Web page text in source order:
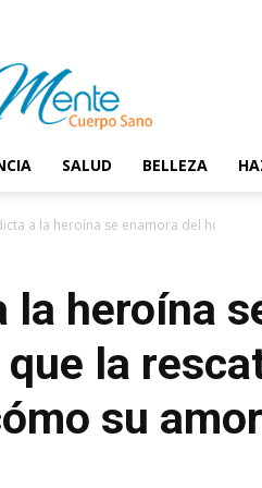
Cuerpo
Sano
SALUD BELLEZA
a la heroína se enamora del hombre
la heroína
la
su